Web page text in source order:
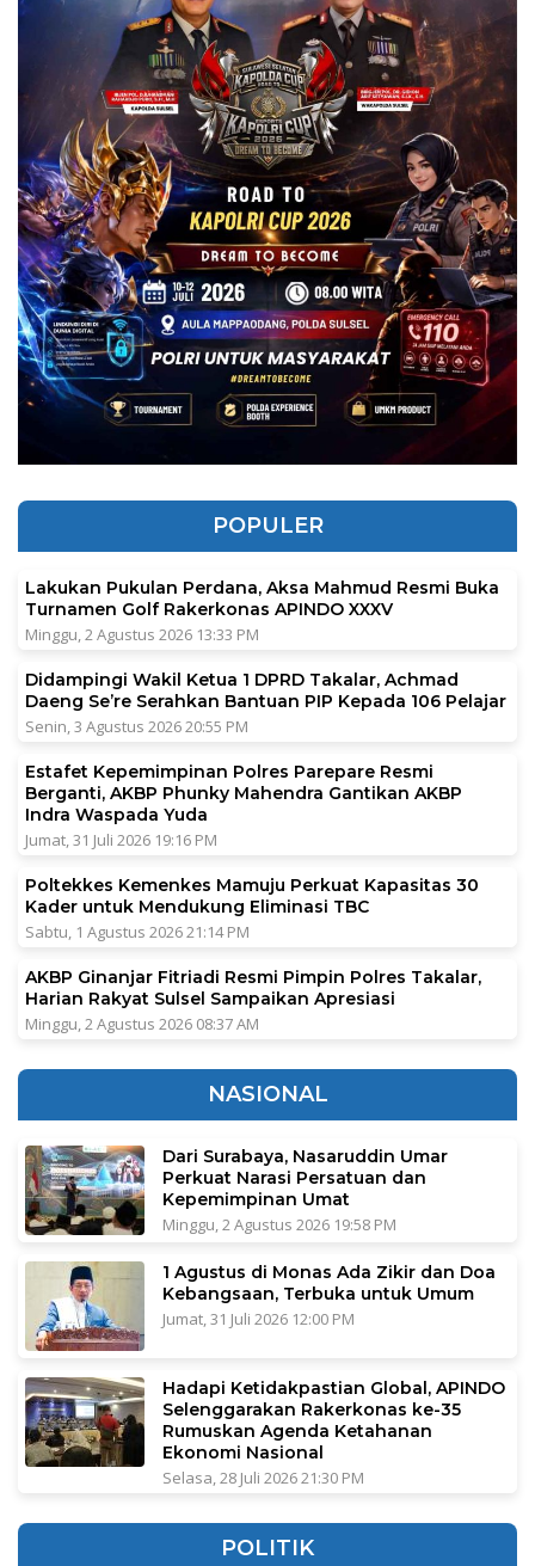
POPULER
Lakukan Pukulan Perdana, Aksa Mahmud Resmi Buka
Turnamen Golf Rakerkonas APINDO XXXV
Minggu, 2 Agustus 2026 13:33 PM
Didampingi Wakil Ketua 1 DPRD Takalar, Achmad
Daeng Se’re Serahkan Bantuan PIP Kepada 106 Pelajar
Senin, 3 Agustus 2026 20:55 PM
Estafet Kepemimpinan Polres Parepare Resmi
Berganti, AKBP Phunky Mahendra Gantikan AKBP
Indra Waspada Yuda
Jumat, 31 Juli 2026 19:16 PM
Poltekkes Kemenkes Mamuju Perkuat Kapasitas 30
Kader untuk Mendukung Eliminasi TBC
Sabtu, 1 Agustus 2026 21:14 PM
AKBP Ginanjar Fitriadi Resmi Pimpin Polres Takalar,
Harian Rakyat Sulsel Sampaikan Apresiasi
Minggu, 2 Agustus 2026 08:37 AM
NASIONAL
Dari Surabaya, Nasaruddin Umar
Perkuat Narasi Persatuan dan
Kepemimpinan Umat
Minggu, 2 Agustus 2026 19:58 PM
1 Agustus di Monas Ada Zikir dan Doa
Kebangsaan, Terbuka untuk Umum
Jumat, 31 Juli 2026 12:00 PM
Hadapi Ketidakpastian Global, APINDO
Selenggarakan Rakerkonas ke-35
Rumuskan Agenda Ketahanan
Ekonomi Nasional
Selasa, 28 Juli 2026 21:30 PM
POLITIK